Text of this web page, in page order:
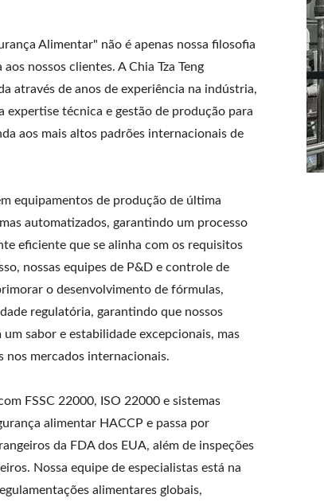
Alimentar" não é apenas nossa filosofia
nossos clientes. A Chia Tza Teng
através de anos de experiência na indústria,
expertise técnica e gestão de produção para
aos mais altos padrões internacionais de
equipamentos de produção de última
automatizados, garantindo um processo
eficiente que se alinha com os requisitos
nossas equipes de P&D e controle de
o desenvolvimento de fórmulas,
regulatória, garantindo que nossos
sabor e estabilidade excepcionais, mas
nos mercados internacionais.
FSSC 22000, ISO 22000 e sistemas
alimentar HACCP e passa por
da FDA dos EUA, além de inspeções
Nossa equipe de especialistas está na
alimentares globais,